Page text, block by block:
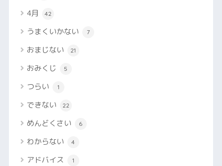
4月 42
うまくいかない 7
おまじない 21
おみくじ 5
つらい 1
できない 22
めんどくさい 6
わからない 4
アドバイス 1